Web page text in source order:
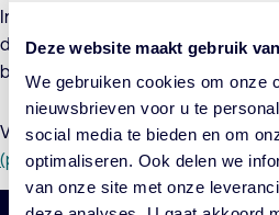
Deze website maakt gebruik
We gebruiken cookies om onze
nieuwsbrieven voor u te
social media te bieden en om
optimaliseren. Ook delen we
van onze site met onze
Index Wereld Aandelenfonds, als
de onderliggende
beleggen.
Voor meer informatie verwijzen wij
(pdf)enAddendum (pdf)